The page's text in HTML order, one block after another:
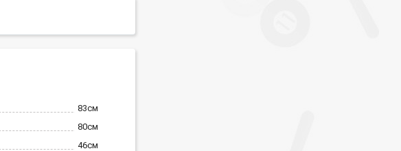
83см
80см
46см